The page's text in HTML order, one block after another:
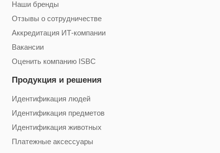
Наши бренды
Отзывы о сотрудничестве
Аккредитация ИТ-компании
Вакансии
Оценить компанию ISBC
Продукция и решения
Идентификация людей
Идентификация предметов
Идентификация животных
Платежные аксессуары